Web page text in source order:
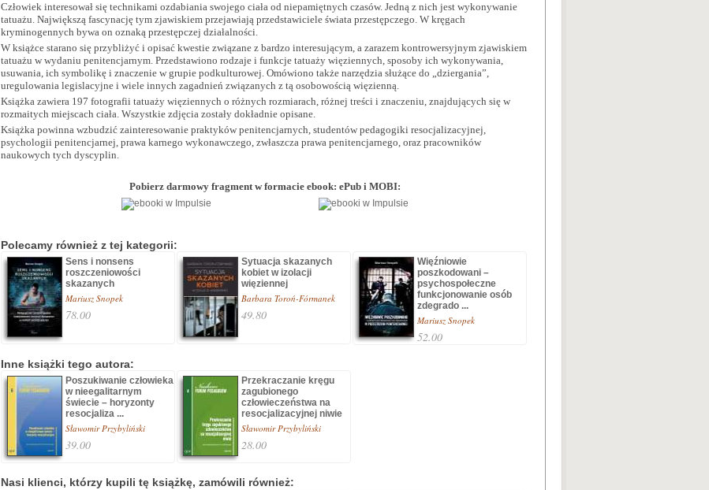
Człowiek interesował się technikami ozdabiania swojego ciała od niepamiętnych czasów. Jedną z nich jest wykonywanie
tatuażu. Największą fascynację tym zjawiskiem przejawiają przedstawiciele świata przestępczego. W kręgach
kryminogennych bywa on oznaką przestępczej działalności.
W książce starano się przybliżyć i opisać kwestie związane z bardzo interesującym, a zarazem kontrowersyjnym zjawiskiem
tatuażu w wydaniu penitencjarnym. Przedstawiono rodzaje i funkcje tatuaży więziennych, sposoby ich wykonywania,
usuwania, ich symbolikę i znaczenie w grupie podkulturowej. Omówiono także narzędzia służące do „dziergania”,
uregulowania legislacyjne i wiele innych zagadnień związanych z tą osobowością więzienną.
Książka zawiera 197 fotografii tatuaży więziennych o różnych rozmiarach, różnej treści i znaczeniu, znajdujących się w
rozmaitych miejscach ciała. Wszystkie zdjęcia zostały dokładnie opisane.
Książka powinna wzbudzić zainteresowanie praktyków penitencjarnych, studentów pedagogiki resocjalizacyjnej,
psychologii penitencjarnej, prawa karnego wykonawczego, zwłaszcza prawa penitencjarnego, oraz pracowników
naukowych tych dyscyplin.
Pobierz darmowy fragmentw formacie ebook: ePub i MOBI:
Polecamy również z tej kategorii:
Sens i nonsens
roszczeniowości
skazanych
Mariusz Snopek
78.00
Sytuacja skazanych
kobiet w izolacji
więziennej
Barbara Toroń-Fórmanek
49.80
Więźniowie
poszkodowani –
psychospołeczne
funkcjonowanie osób
zdegrado ...
Mariusz Snopek
52.00
Inne książki tego autora:
Poszukiwanie człowieka
w nieegalitarnym
świecie – horyzonty
resocjaliza ...
Sławomir Przybyliński
39.00
Przekraczanie kręgu
zagubionego
człowieczeństwa na
resocjalizacyjnej niwie
Sławomir Przybyliński
28.00
Nasi klienci, którzy kupili tę książkę, zamówili również: